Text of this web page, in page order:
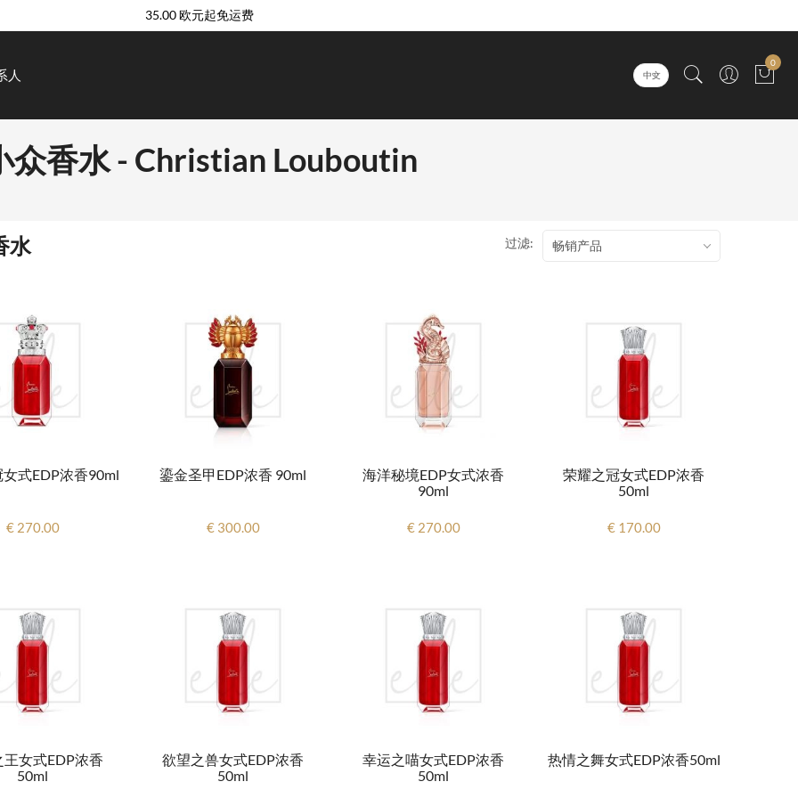
35.00 欧元起免运费
人 中文
0
众香水 - Christian Louboutin
水 过滤: 畅销产品
式EDP浓香90ml
€ 270.00
鎏金圣甲EDP浓香 90ml
€ 300.00
海洋秘境EDP女式浓香
90ml
€ 270.00
荣耀之冠女式EDP浓香
50ml
€ 170.00
王女式EDP浓香
50ml
欲望之兽女式EDP浓香
50ml
幸运之喵女式EDP浓香
50ml
热情之舞女式EDP浓香50ml